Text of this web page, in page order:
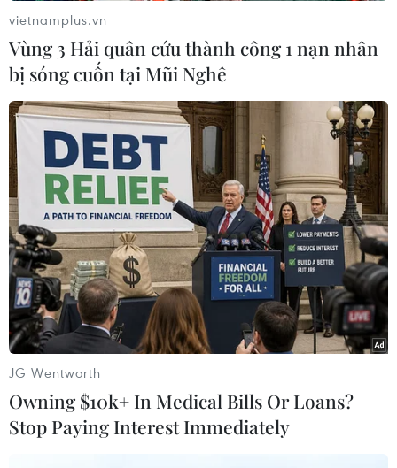
cư cho 10 cá thể rùa mẹ. (Ảnh: TTXVN phát)
vietnamplus.vn
Vùng 3 Hải quân cứu thành công 1 nạn nhân
bị sóng cuốn tại Mũi Nghê
JG Wentworth
Owning $10k+ In Medical Bills Or Loans?
Stop Paying Interest Immediately